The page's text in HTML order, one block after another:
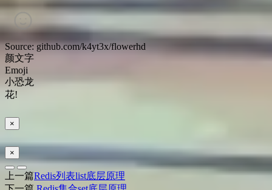
Source: github.com/k4yt3x/flowerhd
颜文字
Emoji
小恐龙
花!
×
×
上一篇Redis列表list底层原理